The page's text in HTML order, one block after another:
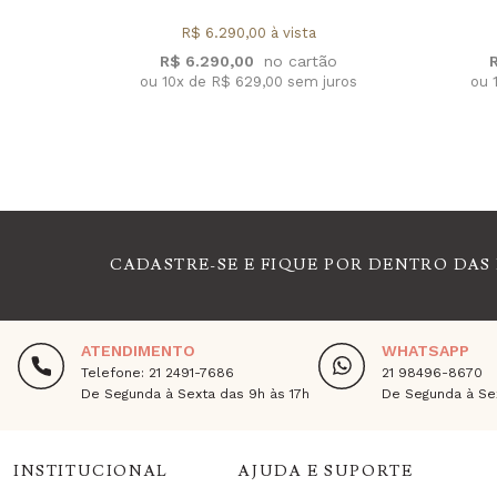
R$ 6.290,00
R$ 6.290,00 à vista
ou 10x de R$ 629,00 sem juros ou
CADASTRE-SE E FIQUE POR DENTRO
ATENDIMENTO
Telefone: 21 2491-7686
De Segunda à Sexta das 9h às 17h
WHATSAPP
21 98496-8670
De Segunda à
INSTITUCIONAL AJUDA E SUPORTE